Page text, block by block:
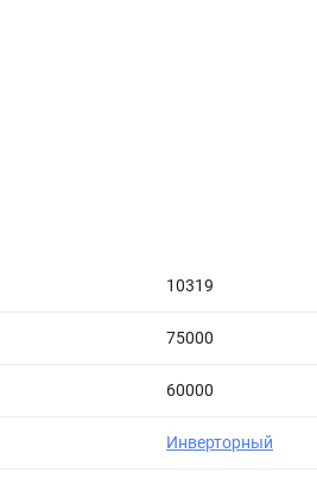
10319
75000
60000
Инверторный